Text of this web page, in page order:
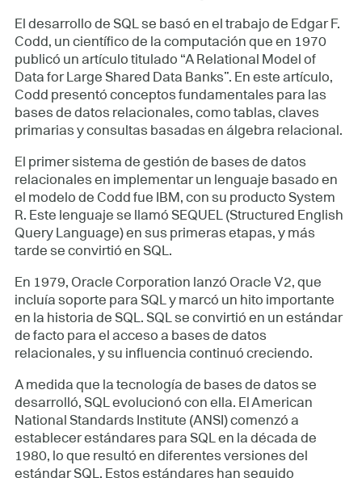
El desarrollo de SQL se basó en el trabajo de Edgar F.
Codd, un científico de la computación que en 1970
publicó un artículo titulado “A Relational Model of
Data for Large Shared Data Banks”. En este artículo,
Codd presentó conceptos fundamentales para las
bases de datos relacionales, como tablas, claves
primarias y consultas basadas en álgebra relacional.
El primer sistema de gestión de bases de datos
relacionales en implementar un lenguaje basado en
el modelo de Codd fue IBM, con su producto System
R. Este lenguaje se llamó SEQUEL (Structured English
Query Language) en sus primeras etapas, y más
tarde se convirtió en SQL.
En 1979, Oracle Corporation lanzó Oracle V2, que
incluía soporte para SQL y marcó un hito importante
en la historia de SQL. SQL se convirtió en un estándar
de facto para el acceso a bases de datos
relacionales, y su influencia continuó creciendo.
A medida que la tecnología de bases de datos se
desarrolló, SQL evolucionó con ella. El American
National Standards Institute (ANSI) comenzó a
establecer estándares para SQL en la década de
1980, lo que resultó en diferentes versiones del
estándar SQL. Estos estándares han seguido